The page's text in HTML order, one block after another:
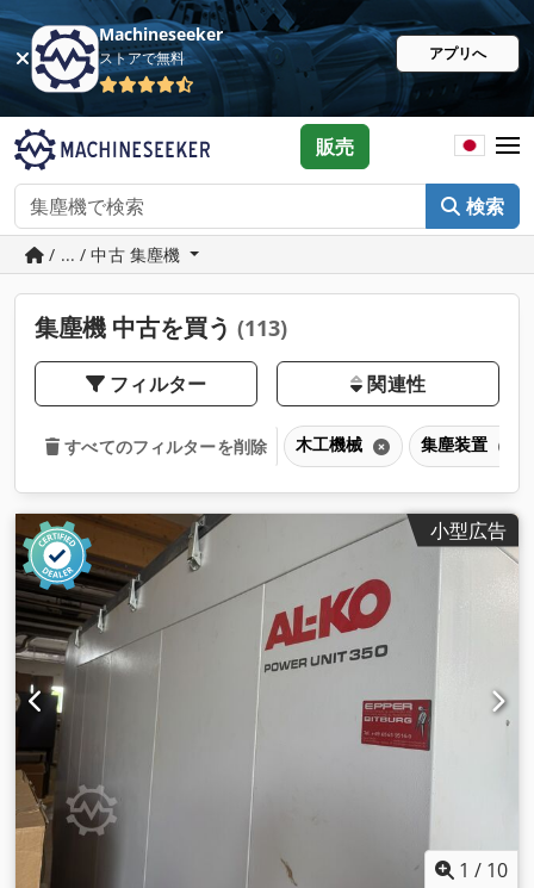
Machineseeker
ストアで無料 アプリへ
検索
販売
/ ... / 中古 集塵機
集塵機 中古を買う (113)
フィルター 関連性
すべてのフィルターを削除 木工機械 集塵装置
小型広告
1 / 10